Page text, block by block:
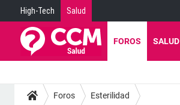
High-Tech Salud
FOROS SALUD
Foros Esterilidad